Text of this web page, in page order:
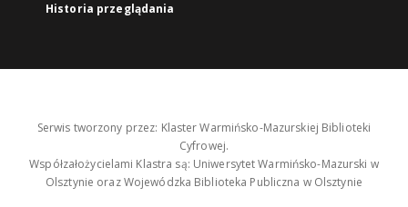
Historia przeglądania
Serwis tworzony przez: Klaster Warmińsko-Mazurskiej Biblioteki
Cyfrowej.
Współzałożycielami Klastra są: Uniwersytet Warmińsko-Mazurski w
Olsztynie oraz Wojewódzka Biblioteka Publiczna w Olsztynie